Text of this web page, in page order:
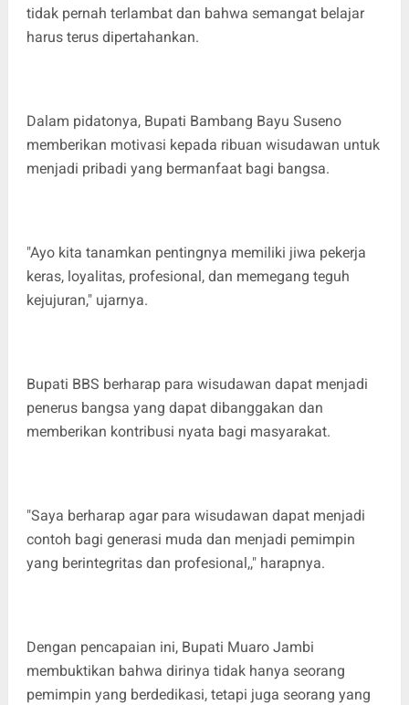
tidak pernah terlambat dan bahwa semangat belajar
harus terus dipertahankan.
Dalam pidatonya, Bupati Bambang Bayu Suseno
memberikan motivasi kepada ribuan wisudawan untuk
menjadi pribadi yang bermanfaat bagi bangsa.
"Ayo kita tanamkan pentingnya memiliki jiwa pekerja
keras, loyalitas, profesional, dan memegang teguh
kejujuran," ujarnya.
Bupati BBS berharap para wisudawan dapat menjadi
penerus bangsa yang dapat dibanggakan dan
memberikan kontribusi nyata bagi masyarakat.
"Saya berharap agar para wisudawan dapat menjadi
contoh bagi generasi muda dan menjadi pemimpin
yang berintegritas dan profesional,," harapnya.
Dengan pencapaian ini, Bupati Muaro Jambi
membuktikan bahwa dirinya tidak hanya seorang
pemimpin yang berdedikasi, tetapi juga seorang yang